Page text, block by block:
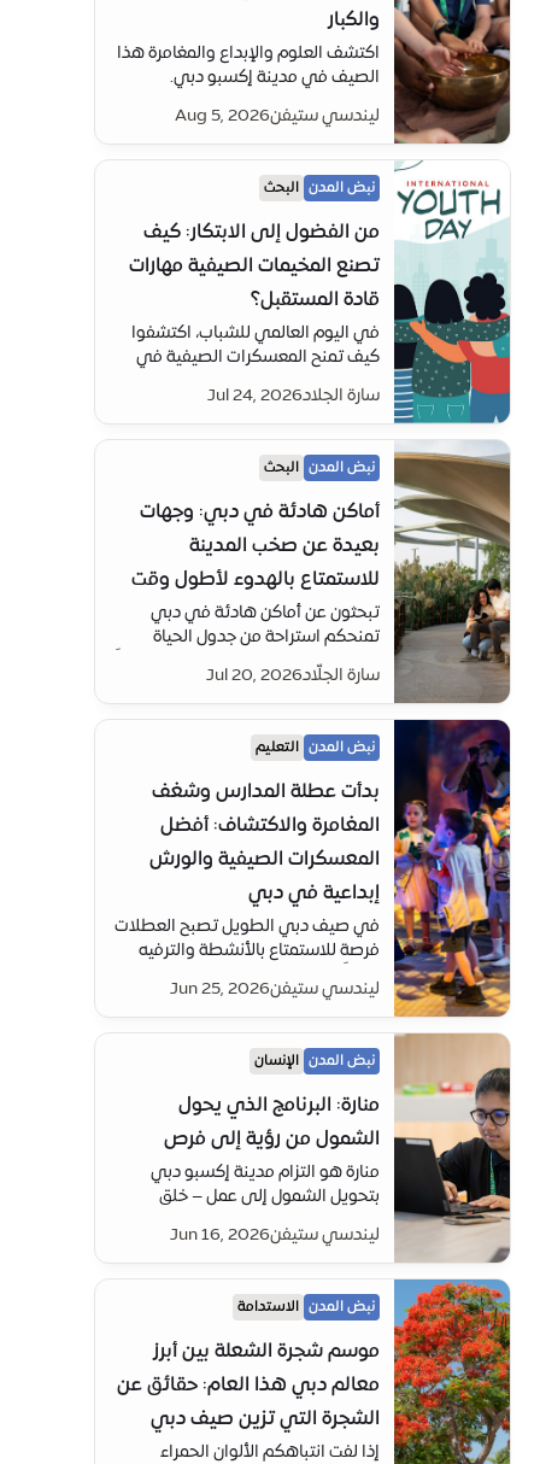
والكبار
اكتشف العلوم والإبداع والمغامرة هذا
الصيف في مدينة إكسبو دبي.
معسكرات وورش العمل المصممة
للأطفال والبالغين—من Elite
الموسيقي. يُنصح بالحجز المبكر.
ليندسي ستيفنAug 5, 2026
نبض المدن البحث
من الفضول إلى الابتكار: كيف
تصنع المخيمات الصيفية مهارات
قادة المستقبل؟
في اليوم العالمي للشباب، اكتشفوا
كيف تمنح المعسكرات الصيفية في
للاستكشاف وتطوير مهارات المستقبل
بعيداً عن الفصول الدراسية
سارة الجلادJul 24, 2026
نبض المدن البحث
أماكن هادئة في دبي: وجهات
بعيدة عن صخب المدينة
للاستمتاع بالهدوء لأطول وقت
تبحثون عن أماكن هادئة في دبي
تمنحكم استراحة من جدول الحياة
المتسارع؟ اكتشفوا وجهات ساحرة بدءاً
من حي الفهيدي إلى مدينة إكسبو
واستمتعوا بالاسترخاء والتمهل
سارة الجلّادJul 20, 2026
نبض المدن التعليم
بدأت عطلة المدارس وشغف
المغامرة والاكتشاف: أفضل
المعسكرات الصيفية والورش
إبداعية في دبي
في صيف دبي الطويل تصبح العطلات
فرصة للاستمتاع بالأنشطة والترفيه
مدينة تنبض بالحياة والمعسكرات
والورش والتجارب الإبداعية لتبقي
عقول الصغار والكبار شغوفة بالعلم
والمعرفة.
ليندسي ستيفنJun 25, 2026
نبض المدن الإنسان
منارة: البرنامج الذي يحول
الشمول من رؤية إلى فرص
منارة هو التزام مدينة إكسبو دبي
بتحويل الشمول إلى عمل – خلق
العزم من خلال الفرص والدعم والانتماء.
ليندسي ستيفنJun 16, 2026
نبض المدن الاستدامة
موسم شجرة الشعلة بين أبرز
معالم دبي هذا العام: حقائق عن
الشجرة التي تزين صيف دبي
إذا لفت انتباهكم الألوان الحمراء